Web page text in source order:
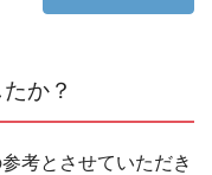
か？
考とさせていただき